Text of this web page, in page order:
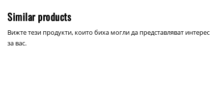
Similar products
Вижте тези продукти, които биха могли да представляват интерес
за вас.